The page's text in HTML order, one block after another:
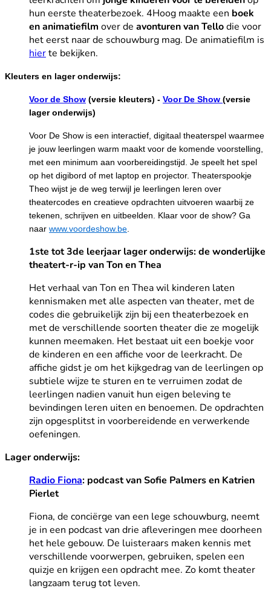
hun eerste theaterbezoek. 4Hoog maakte een boek
en animatiefilm over de avonturen van Tellodie voor
het eerst naar de schouwburg mag. De animatiefilm is
hierte bekijken.
Kleuters en lager onderwijs:
Voor de Show (versie kleuters) - Voor De Show (versie
lager onderwijs)
Voor De Show is een interactief, digitaal theaterspel waarmee
je jouw leerlingen warm maakt voor de komende voorstelling,
met een minimum aan voorbereidingstijd. Je speelt het spel
op het digibord of met laptop en projector. Theaterspookje
Theo wijst je de weg terwijl je leerlingen leren over
theatercodes en creatieve opdrachten uitvoeren waarbij ze
tekenen, schrijven en uitbeelden. Klaar voor de show? Ga
naar www.voordeshow.be
1ste tot 3de leerjaar lager onderwijs: de wonderlijke
theatert-r-ip van Ton en Thea
Het verhaal van Ton en Thea wil kinderen laten
kennismaken met alle aspecten van theater, met de
codes die gebruikelijk zijn bij een theaterbezoek en
met de verschillende soorten theater die ze mogelijk
kunnen meemaken. Het bestaat uit een boekje voor
de kinderen en een affiche voor de leerkracht. De
affiche gidst je om het kijkgedrag van de leerlingen op
subtiele wijze te sturen en te verruimen zodat de
leerlingen nadien vanuit hun eigen beleving te
bevindingen leren uiten en benoemen. De opdrachten
zijn opgesplitst in voorbereidende en verwerkende
oefeningen.
Lager onderwijs:
Radio Fiona: podcast van Sofie Palmers en Katrien
Pierlet
Fiona, de conciërge van een lege schouwburg, neemt
je in een podcast van drie afleveringen mee doorheen
het hele gebouw. De luisteraars maken kennis met
verschillende voorwerpen, gebruiken, spelen een
quizje en krijgen een opdracht mee. Zo komt theater
langzaam terug tot leven.